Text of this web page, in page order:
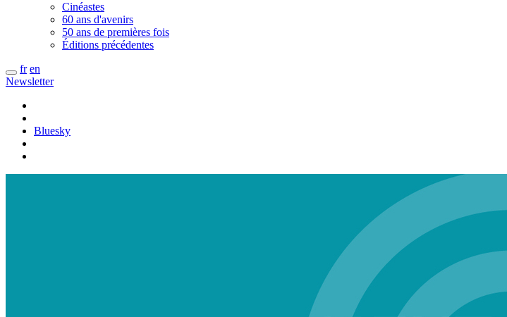
Cinéastes
60 ans d'avenirs
50 ans de premières fois
Éditions précédentes
fr en
Newsletter
Bluesky